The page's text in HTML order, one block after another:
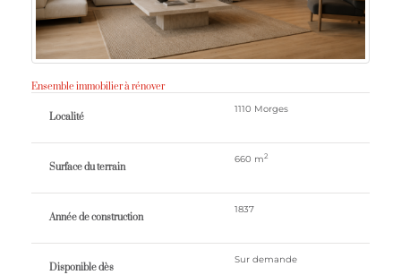
Ensemble immobilier à rénover
Localité
1110 Morges
Surface du terrain
660 m2
Année de construction
1837
Disponible dès
Sur demande